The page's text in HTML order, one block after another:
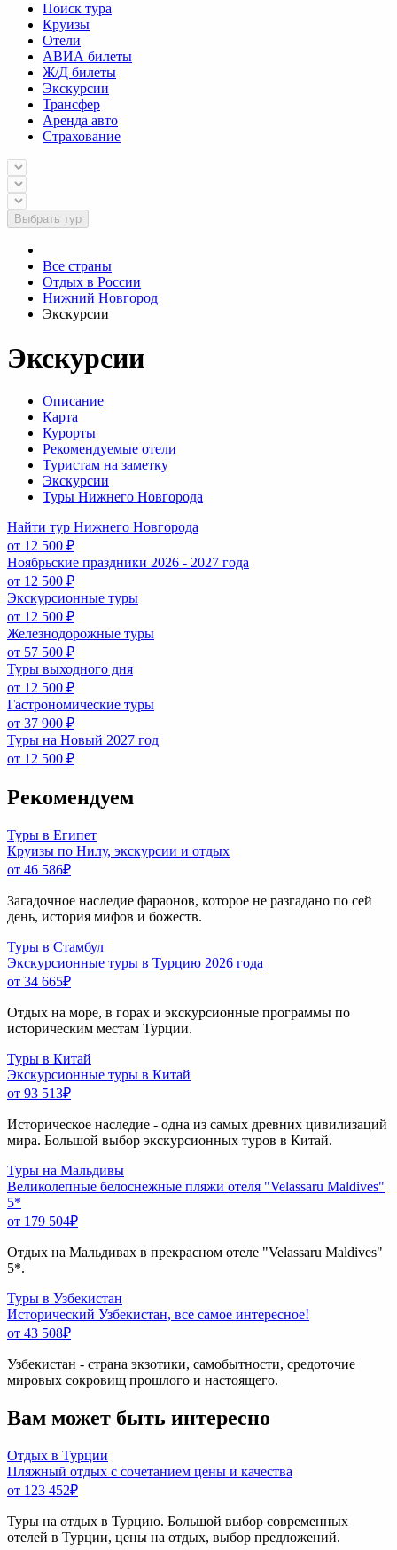
Поиск тура
Круизы
Отели
АВИА билеты
Ж/Д билеты
Экскурсии
Трансфер
Аренда авто
Страхование
Выбрать тур
Все страны
Отдых в России
Нижний Новгород
Экскурсии
Экскурсии
Описание
Карта
Курорты
Рекомендуемые отели
Туристам на заметку
Экскурсии
Туры Нижнего Новгорода
Найти тур Нижнего Новгорода
от 12 500 ₽
Ноябрьские праздники 2026 - 2027 года
от 12 500 ₽
Экскурсионные туры
от 12 500 ₽
Железнодорожные туры
от 57 500 ₽
Туры выходного дня
от 12 500 ₽
Гастрономические туры
от 37 900 ₽
Туры на Новый 2027 год
от 12 500 ₽
Рекомендуем
Туры в Египет
Круизы по Нилу, экскурсии и отдых
от 46 586₽
Загадочное наследие фараонов, которое не разгадано по сей
день, история мифов и божеств.
Туры в Стамбул
Экскурсионные туры в Турцию 2026 года
от 34 665₽
Отдых на море, в горах и экскурсионные программы по
историческим местам Турции.
Туры в Китай
Экскурсионные туры в Китай
от 93 513₽
Историческое наследие - одна из самых древних цивилизаций
мира. Большой выбор экскурсионных туров в Китай.
Туры на Мальдивы
Великолепные белоснежные пляжи отеля "Velassaru Maldives"
5*
от 179 504₽
Отдых на Мальдивах в прекрасном отеле "Velassaru Maldives"
5*.
Туры в Узбекистан
Исторический Узбекистан, все самое интересное!
от 43 508₽
Узбекистан - страна экзотики, самобытности, средоточие
мировых сокровищ прошлого и настоящего.
Вам может быть интересно
Отдых в Турции
Пляжный отдых с сочетанием цены и качества
от 123 452₽
Туры на отдых в Турцию. Большой выбор современных
отелей в Турции, цены на отдых, выбор предложений.